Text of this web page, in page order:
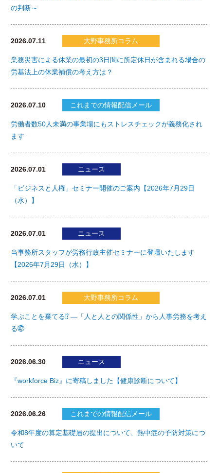
の判断～
2026.07.11 大野事務所コラム
業務災害による休業の最初の3日間に所定休日が含まれる場合の
労基法上の休業補償の考え方は？
2026.07.10 これまでの情報配信メール
労働者数50人未満の事業場にもストレスチェックが義務化され
ます
2026.07.01 ニュース
「ビジネスと人権」セミナー開催のご案内【2026年7月29日
（水）】
2026.07.01 ニュース
当事務所スタッフが労務行政主催セミナーに登壇いたします
【2026年7月29日（水）】
2026.07.01 大野事務所コラム
学ぶことを棄てる⁉ ―「人と人との関係性」から人事労務を考え
る㊼
2026.06.30 ニュース
『workforce Biz』に寄稿しました【健康診断について】
2026.06.26 これまでの情報配信メール
令和8年度の算定基礎届の提出について、熱中症の予防対策につ
いて